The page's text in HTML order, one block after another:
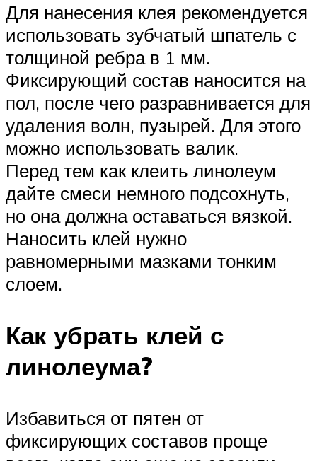
Для нанесения клея рекомендуется
использовать зубчатый шпатель с
толщиной ребра в 1 мм.
Фиксирующий состав наносится на
пол, после чего разравнивается для
удаления волн, пузырей. Для этого
можно использовать валик.
Перед тем как клеить линолеум
дайте смеси немного подсохнуть,
но она должна оставаться вязкой.
Наносить клей нужно
равномерными мазками тонким
слоем.
Как убрать клей с
линолеума?
Избавиться от пятен от
фиксирующих составов проще